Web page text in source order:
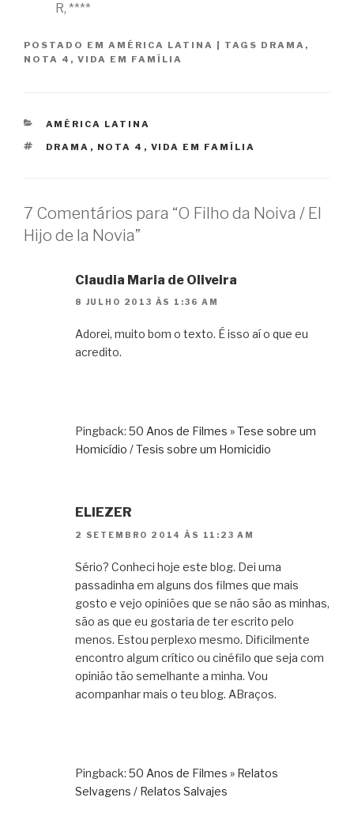
R, ****
POSTADO EM AMÉRICA LATINA TAGS DRAMA ,
NOTA 4 , VIDA EM FAMÍLIA
CATEGORIAS
AMÉRICA LATINA
TAGS
DRAMA , NOTA 4 , VIDA EM FAMÍLIA
7 Comentários para “O Filho da Noiva / El
Hijo de la Novia”
Claudia Maria de Oliveira
8 JULHO 2013 ÀS 1:36 AM
Adorei, muito bom o texto. É isso aí o que eu
acredito.
Pingback: 50 Anos de Filmes » Tese sobre um
Homicídio / Tesis sobre um Homicidio
ELIEZER
2 SETEMBRO 2014 ÀS 11:23 AM
Sério? Conheci hoje este blog. Dei uma
passadinha em alguns dos filmes que mais
gosto e vejo opiniões que se não são as minhas,
são as que eu gostaria de ter escrito pelo
menos. Estou perplexo mesmo. Dificilmente
encontro algum crítico ou cinéfilo que seja com
opinião tão semelhante a minha. Vou
acompanhar mais o teu blog. ABraços.
Pingback: 50 Anos de Filmes » Relatos
Selvagens / Relatos Salvajes